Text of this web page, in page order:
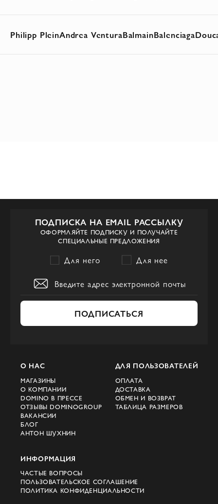
Philipp PleinAndrea VenturaBalmainBalenciaga
ПОДПИСКА НА EMAIL РАССЫЛКУ
ОФОРМЛЯЙТЕ ПОДПИСКУ И ПОЛУЧАЙТЕ
СПЕЦИАЛЬНЫЕ ПРЕДЛОЖЕНИЯ
Для него Для нее
ПОДПИСАТЬСЯ
О НАС
МАГАЗИНЫ
О КОМПАНИИ
DOMINO В ПРЕССЕ
ОТЗЫВЫ DOMINOGROUP
ВАКАНСИИ
БЛОГ
АНТОН ШУХНИН
ДЛЯ ПОЛЬЗОВАТЕЛЕЙ
ОПЛАТА
ДОСТАВКА
ОБМЕН И ВОЗВРАТ
ТАБЛИЦА РАЗМЕРОВ
ИНФОРМАЦИЯ
ЧАСТЫЕ ВОПРОСЫ
ПОЛЬЗОВАТЕЛЬСКОЕ СОГЛАШЕНИЕ
ПОЛИТИКА КОНФИДЕНЦИАЛЬНОСТИ